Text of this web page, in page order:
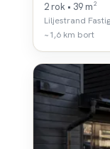
2 rok • 39 m²
Liljestrand
~1,6 km bort